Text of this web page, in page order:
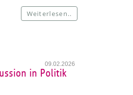
Weiterlesen..
09.02.2026
in Politik